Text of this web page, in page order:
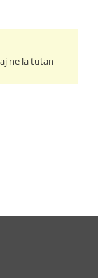
ne la tutan